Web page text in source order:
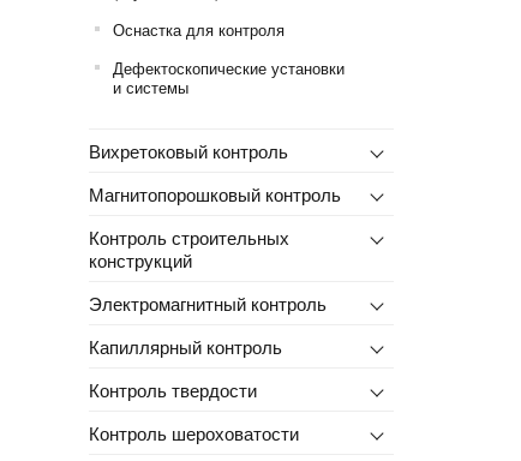
Оснастка для контроля
Дефектоскопические установки
и системы
Вихретоковый контроль
Магнитопорошковый контроль
Контроль строительных
конструкций
Электромагнитный контроль
Капиллярный контроль
Контроль твердости
Контроль шероховатости